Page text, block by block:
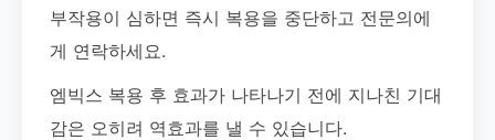
부작용이 심하면 즉시 복용을 중단하고 전문의에
게 연락하세요.
엠빅스 복용 후 효과가 나타나기 전에 지나친 기대
감은 오히려 역효과를 낼 수 있습니다.